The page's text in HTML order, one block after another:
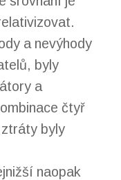
a nevýhody
byly
a
čtyř
byly
naopak